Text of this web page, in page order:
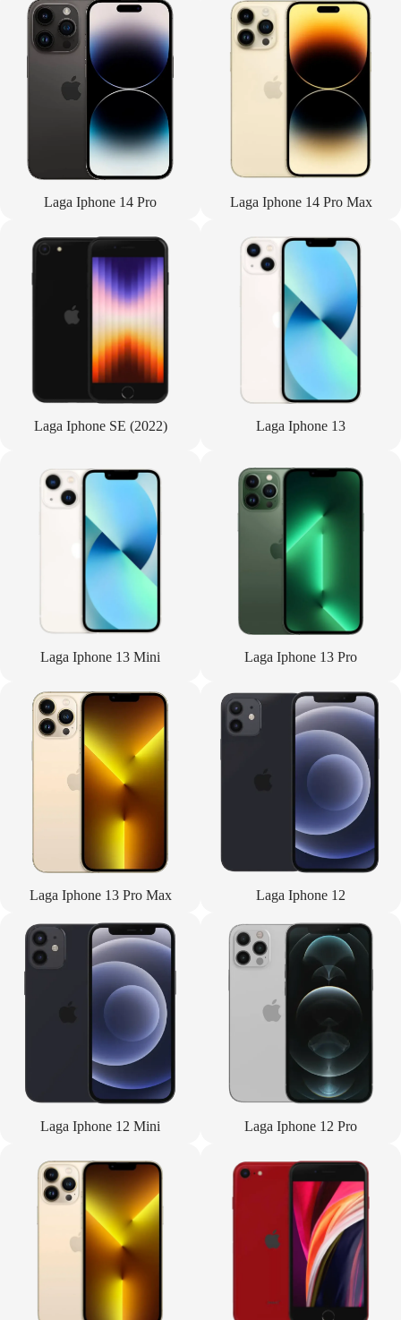
Laga Iphone 14 Pro Laga Iphone 14 Pro Max
Laga Iphone SE (2022) Laga Iphone 13
Laga Iphone 13 Mini Laga Iphone 13 Pro
Laga Iphone 13 Pro Max Laga Iphone 12
Laga Iphone 12 Mini Laga Iphone 12 Pro